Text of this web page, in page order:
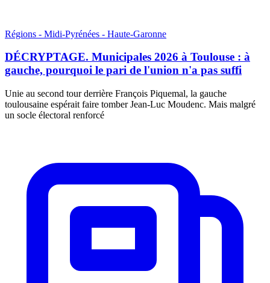
Régions - Midi-Pyrénées - Haute-Garonne
DÉCRYPTAGE. Municipales 2026 à Toulouse : à
gauche, pourquoi le pari de l'union n'a pas suffi
Unie au second tour derrière François Piquemal, la gauche
toulousaine espérait faire tomber Jean-Luc Moudenc. Mais malgré
un socle électoral renforcé